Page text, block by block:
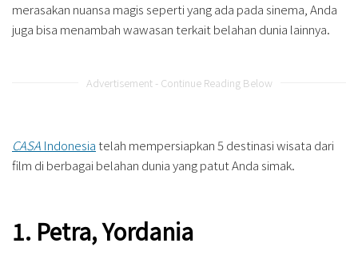
merasakan nuansa magis seperti yang ada pada sinema, Anda
juga bisa menambah wawasan terkait belahan dunia lainnya.
Advertisement - Continue Reading Below
CASA Indonesiatelah mempersiapkan 5 destinasi wisata dari
film di berbagai belahan dunia yang patut Anda simak.
1. Petra, Yordania